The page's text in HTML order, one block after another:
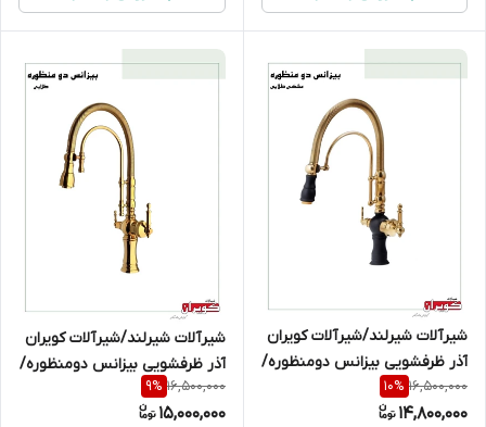
شیرآلات شیرلند/شیرآلات کویران
آذر ظرفشویی بیزانس دومنظوره/
مشکی طلایی
16,500,000
10%
14,800,000
شیرآلات شیرلند/شیرآلات کویران
آذر ظرفشویی بیزانس دومنظوره/
طلایی
16,500,000
9%
15,000,000